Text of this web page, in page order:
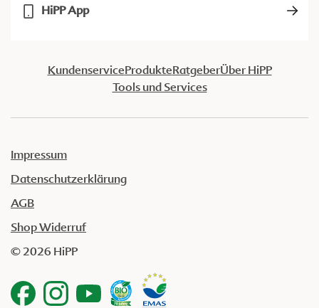
HiPP App
KundenserviceProdukteRatgeberÜber HiPP
Tools und Services
Impressum
Datenschutzerklärung
AGB
Shop Widerruf
© 2026 HiPP